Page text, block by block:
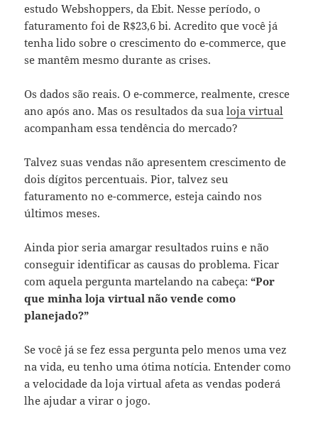
estudoWebshoppers, da Ebit. Nesse período, o
faturamento foide R$23,6 bi. Acredito que você já
tenha lido sobre o crescimento do e-commerce, que
se mantêm mesmo durante as crises.
Os dados são reais. O e-commerce, realmente, cresce
ano após ano. Mas os resultados da sualoja virtual
acompanham essa tendência do mercado?
Talvez suas vendas não apresentem crescimento de
dois dígitos percentuais. Pior, talvez seu
faturamento no e-commerce, esteja caindo nos
últimos meses.
Ainda pior seria amargar resultados ruins e não
conseguir identificar as causas do problema. Ficar
com aquela pergunta martelando na cabeça:“Por
que minha loja virtual não vende como
planejado?”
Se você já se fez essa pergunta pelo menos uma vez
na vida, eu tenho uma ótima notícia. Entender como
a velocidade da loja virtual afeta as vendas poderá
lhe ajudar a virar o jogo.